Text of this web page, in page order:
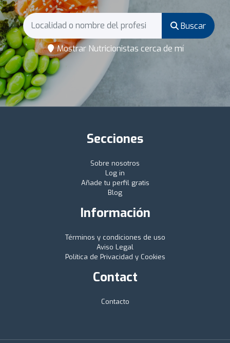
Buscar
Mostrar Nutricionistas cerca de mí
Secciones
Sobre nosotros
Log in
Añade tu perfil gratis
Blog
Información
Términos y condiciones de uso
Aviso Legal
Política de Privacidad y Cookies
Contact
Contacto